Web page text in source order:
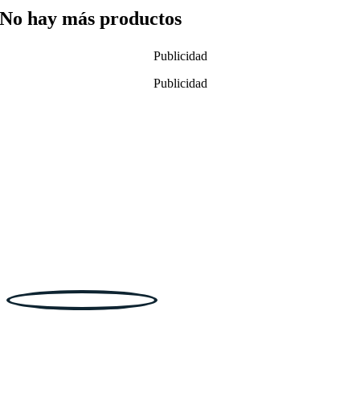
No hay más productos
Publicidad
Publicidad